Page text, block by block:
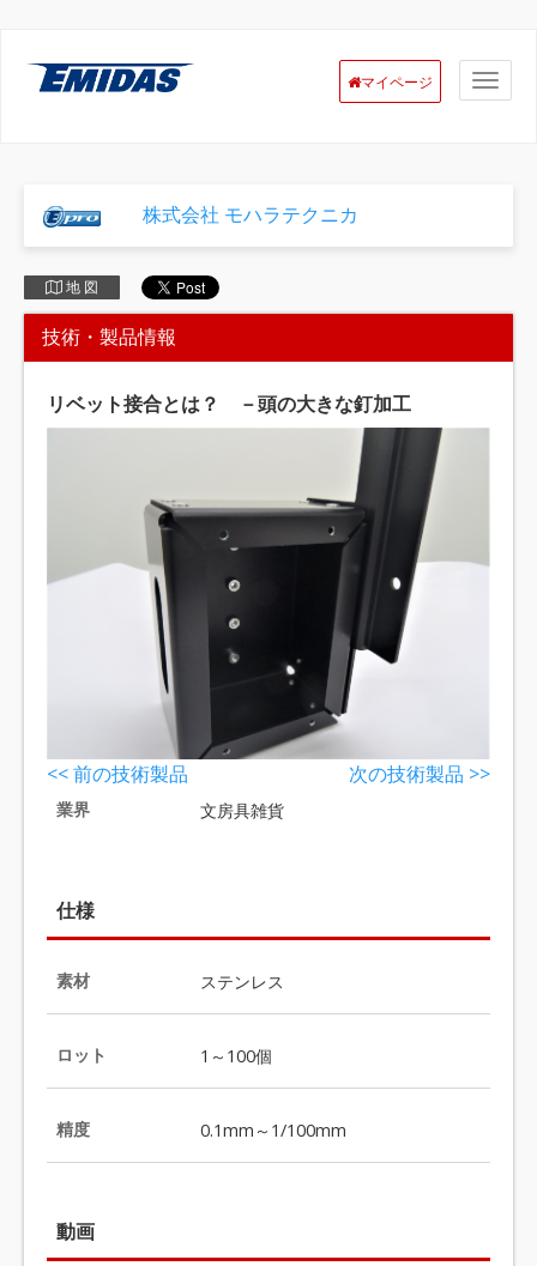
マイページ
株式会社 モハラテクニカ
地 図
技術・製品情報
リベット接合とは？ －頭の大きな釘加工
<< 前の技術製品 次の技術製品 >>
業界 文房具雑貨
仕様
素材 ステンレス
ロット 1～100個
精度 0.1mm～1/100mm
動画